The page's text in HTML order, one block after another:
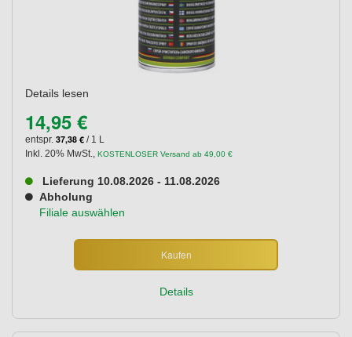
Details lesen
14,95 €
entspr. 37,38 € / 1 L
Inkl. 20% MwSt., KOSTENLOSER Versand ab 49,00 €
Lieferung 10.08.2026 - 11.08.2026
Abholung
Filiale auswählen
Kaufen
Details